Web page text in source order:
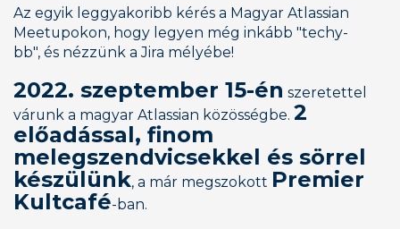
Az egyik leggyakoribb kérés a Magyar Atlassian
Meetupokon, hogy legyen még inkább "techy-
bb", és nézzünk a Jira mélyébe!
2022. szeptember 15-én szeretettel
várunk a magyar Atlassian közösségbe. 2
előadással, finom
melegszendvicsekkel és sörrel
készülünk, a már megszokott Premier
Kultcafé-ban.